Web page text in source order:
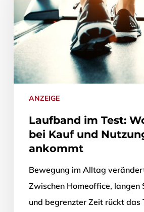
ANZEIGE
Laufband im Test:
bei Kauf und
ankommt
Bewegung im Alltag
Zwischen Homeoffice, langen
und begrenzter Zeit rückt das